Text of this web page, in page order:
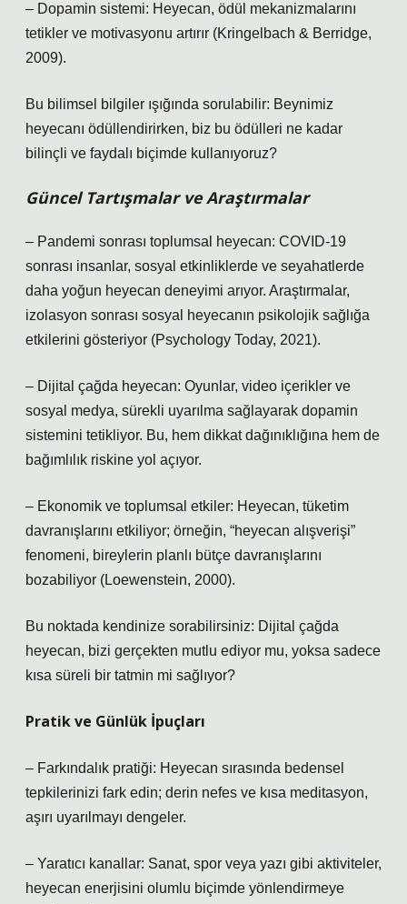
– Dopamin sistemi: Heyecan, ödül mekanizmalarını
tetikler ve motivasyonu artırır (Kringelbach & Berridge,
2009).
Bu bilimsel bilgiler ışığında sorulabilir: Beynimiz
heyecanı ödüllendirirken, biz bu ödülleri ne kadar
bilinçli ve faydalı biçimde kullanıyoruz?
Güncel Tartışmalar ve Araştırmalar
– Pandemi sonrası toplumsal heyecan: COVID-19
sonrası insanlar, sosyal etkinliklerde ve seyahatlerde
daha yoğun heyecan deneyimi arıyor. Araştırmalar,
izolasyon sonrası sosyal heyecanın psikolojik sağlığa
etkilerini gösteriyor (Psychology Today, 2021).
– Dijital çağda heyecan: Oyunlar, video içerikler ve
sosyal medya, sürekli uyarılma sağlayarak dopamin
sistemini tetikliyor. Bu, hem dikkat dağınıklığına hem de
bağımlılık riskine yol açıyor.
– Ekonomik ve toplumsal etkiler: Heyecan, tüketim
davranışlarını etkiliyor; örneğin, “heyecan alışverişi”
fenomeni, bireylerin planlı bütçe davranışlarını
bozabiliyor (Loewenstein, 2000).
Bu noktada kendinize sorabilirsiniz: Dijital çağda
heyecan, bizi gerçekten mutlu ediyor mu, yoksa sadece
kısa süreli bir tatmin mi sağlıyor?
Pratik ve Günlük İpuçları
– Farkındalık pratiği: Heyecan sırasında bedensel
tepkilerinizi fark edin; derin nefes ve kısa meditasyon,
aşırı uyarılmayı dengeler.
– Yaratıcı kanallar: Sanat, spor veya yazı gibi aktiviteler,
heyecan enerjisini olumlu biçimde yönlendirmeye